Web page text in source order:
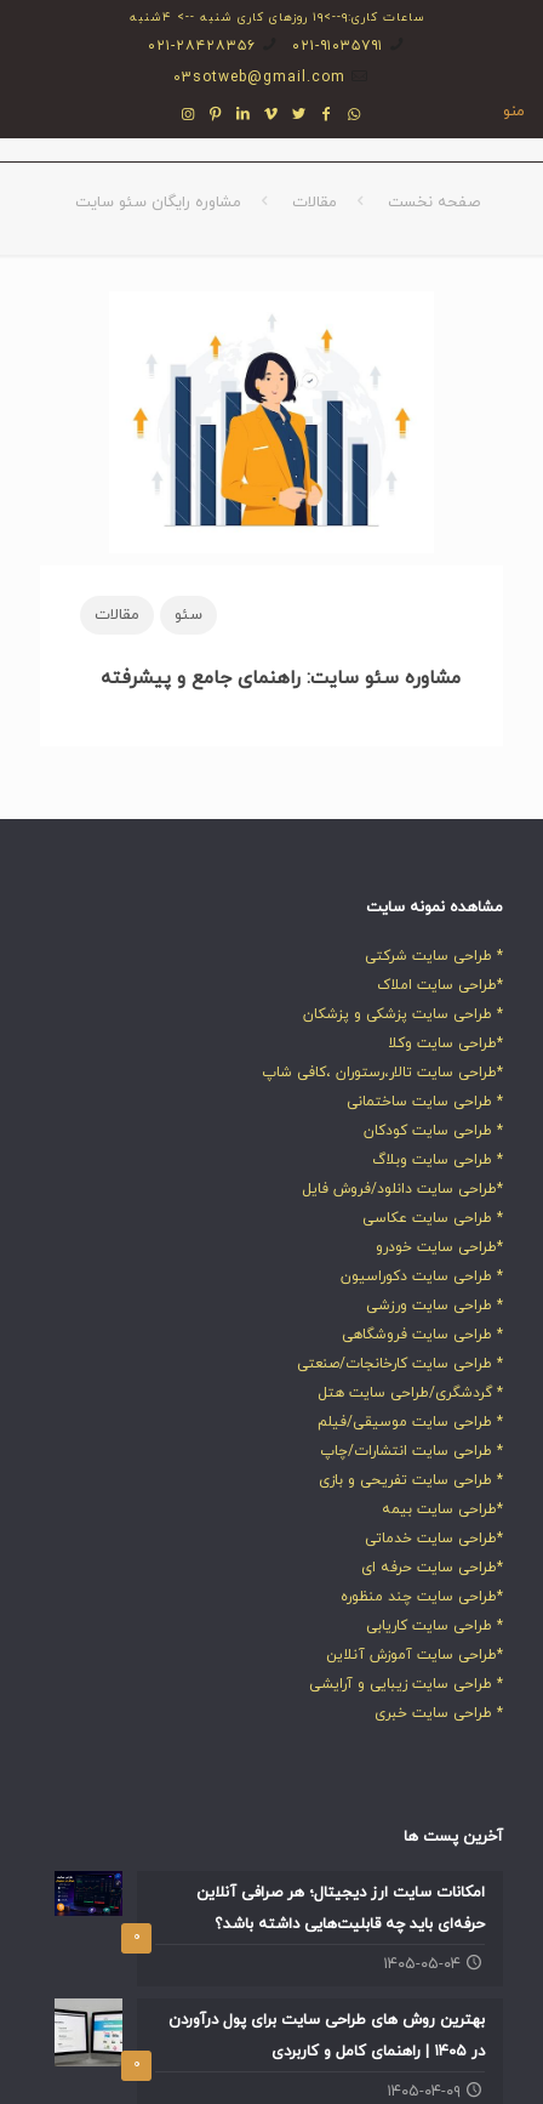
ساعات کاری:۹-->۱۹ روزهای کاری شنبه --> ۴شنبه
۰۲۱-۹۱۰۳۵۷۹۱
۰۲۱-۲۸۴۲۸۳۵۶
03sotweb@gmail.com
منو
صفحه نخست مقالات مشاوره رایگان سئو سایت
سئو مقالات
مشاوره سئو سایت: راهنمای جامع و پیشرفته
مشاهده نمونه سایت
* طراحی سایت شرکتی
*طراحی سایت املاک
* طراحی سایت پزشکی و پزشکان
*طراحی سایت وکلا
*طراحی سایت تالار،رستوران ،کافی شاپ
* طراحی سایت ساختمانی
* طراحی سایت کودکان
* طراحی سایت وبلاگ
*طراحی سایت دانلود/فروش فایل
* طراحی سایت عکاسی
*طراحی سایت خودرو
* طراحی سایت دکوراسیون
* طراحی سایت ورزشی
* طراحی سایت فروشگاهی
* طراحی سایت کارخانجات/صنعتی
* گردشگری/طراحی سایت هتل
* طراحی سایت موسیقی/فیلم
* طراحی سایت انتشارات/چاپ
* طراحی سایت تفریحی و بازی
*طراحی سایت بیمه
*طراحی سایت خدماتی
*طراحی سایت حرفه ای
*طراحی سایت چند منظوره
* طراحی سایت کاریابی
*طراحی سایت آموزش آنلاین
* طراحی سایت زیبایی و آرایشی
* طراحی سایت خبری
آخرین پست ها
۰
امکانات سایت ارز دیجیتال؛ هر صرافی آنلاین
حرفه‌ای باید چه قابلیت‌هایی داشته باشد؟
۱۴۰۵-۰۵-۰۴
۰
بهترین روش های طراحی سایت برای پول درآوردن
در ۱۴۰۵ | راهنمای کامل و کاربردی
۱۴۰۵-۰۴-۰۹